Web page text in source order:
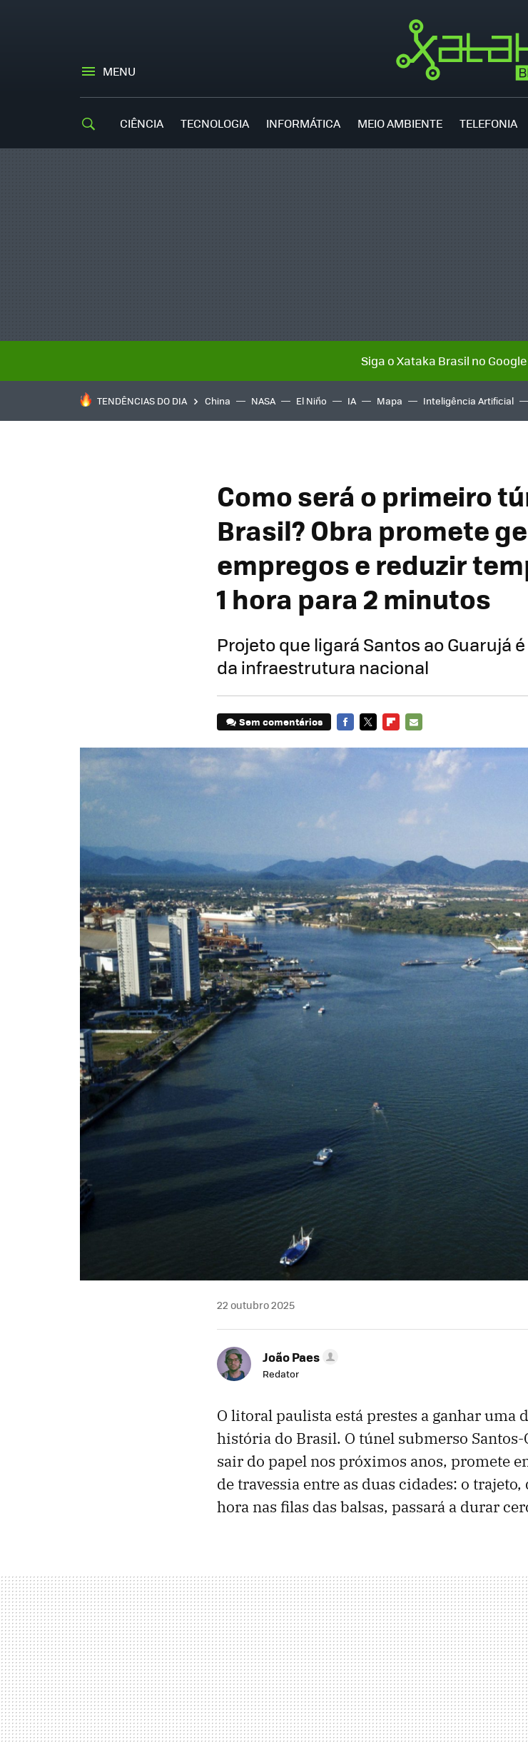
MENU
CIÊNCIA TECNOLOGIA INFORMÁTICA MEIO AMBIENTE TELEFONIA
Siga o Xataka Brasil no
TENDÊNCIAS DO DIA China NASA El Niño IA Mapa Inteligência Artificial
Como será o primeiro
Brasil? Obra promete
empregos e reduzir
1 hora para 2 minutos
Projeto que ligará Santos ao Guarujá
da infraestrutura nacional
Sem comentários
MAIL
22 outubro 2025
João Paes
Redator
O litoral paulista está prestes a ganhar uma
história do Brasil. O túnel submerso
sair do papel nos próximos anos, promete
de travessia entre as duas cidades: o
hora nas filas das balsas, passará a durar